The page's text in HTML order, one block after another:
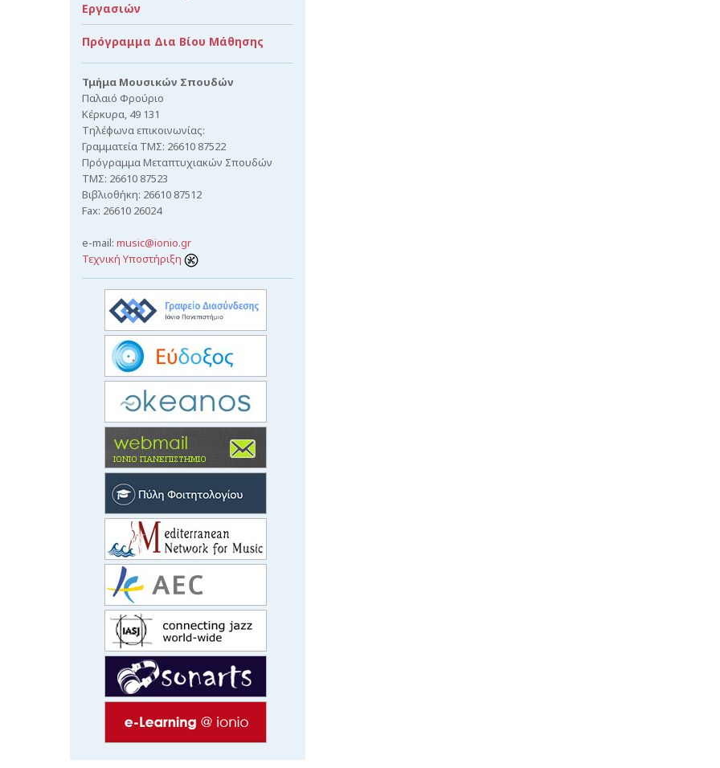
Εργασιών
Πρόγραμμα Δια Βίου Μάθησης
Τμήμα Μουσικών Σπουδών
Παλαιό Φρούριο
Κέρκυρα, 49 131
Τηλέφωνα επικοινωνίας:
Γραμματεία ΤΜΣ: 26610 87522
Πρόγραμμα Μεταπτυχιακών Σπουδών
ΤΜΣ: 26610 87523
Βιβλιοθήκη: 26610 87512
Fax: 26610 26024
e-mail: music@ionio.gr
Τεχνική Υποστήριξη